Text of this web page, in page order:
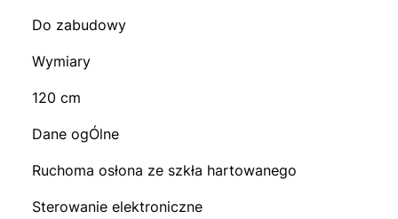
Do zabudowy
Wymiary
120 cm
Dane ogÓlne
Ruchoma osłona ze szkła hartowanego
Sterowanie elektroniczne